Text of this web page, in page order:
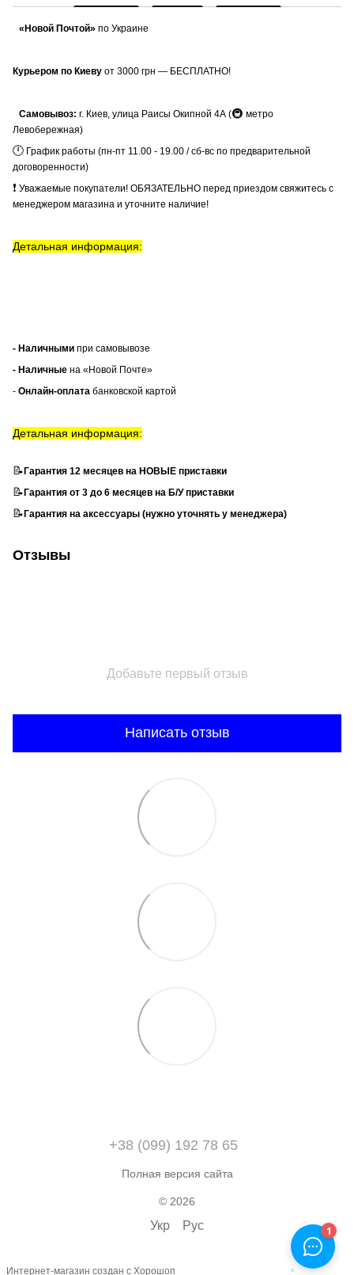
«Новой Почтой» по Украине
Курьером по Киеву от 3000 грн — БЕСПЛАТНО!
Самовывоз: г. Киев, улица Раисы Окипной 4А (🚇 метро
Левобережная)
🕛 График работы (пн-пт 11.00 - 19.00 / сб-вс по предварительной
договоренности)
❗ Уважаемые покупатели! ОБЯЗАТЕЛЬНО перед приездом свяжитесь с
менеджером магазина и уточните наличие!
Детальная информация:
- Наличными при самовывозе
- Наличные на «Новой Почте»
- Онлайн-оплата банковской картой
Детальная информация:
📝Гарантия 12 месяцев на НОВЫЕ приставки
📝Гарантия от 3 до 6 месяцев на Б/У приставки
📝Гарантия на аксессуары (нужно уточнять у менеджера)
Отзывы
Добавьте первый отзыв
Написать отзыв
+38 (099) 192 78 65
Полная версия сайта
© 2026
Укр Рус
Интернет-магазин создан с Хорошоп